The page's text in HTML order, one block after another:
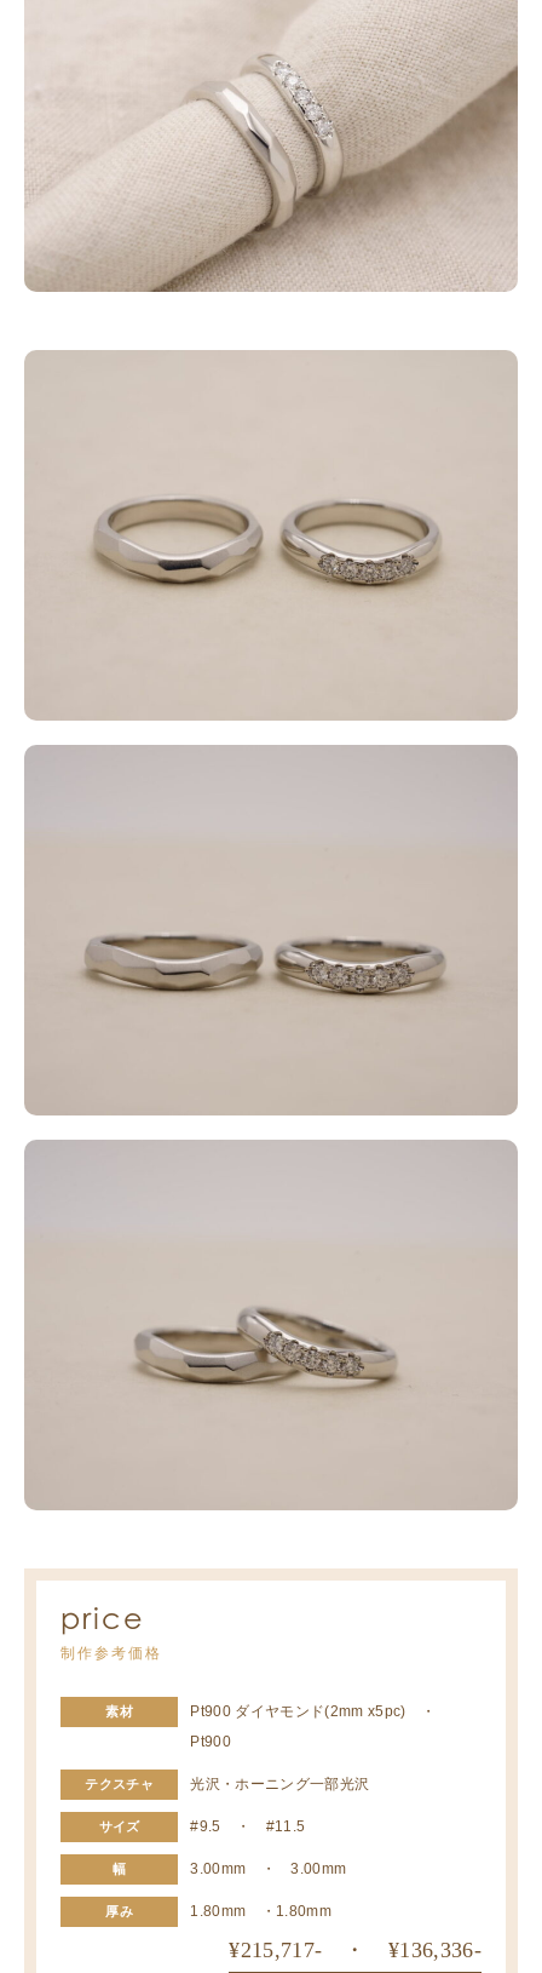
price
制作参考価格
素材
Pt900 ダイヤモンド(2mm x5pc) ・
Pt900
テクスチャ 光沢・ホーニング一部光沢
サイズ #9.5 ・ #11.5
幅 3.00mm ・ 3.00mm
厚み 1.80mm ・1.80mm
¥215,717- ・ ¥136,336-